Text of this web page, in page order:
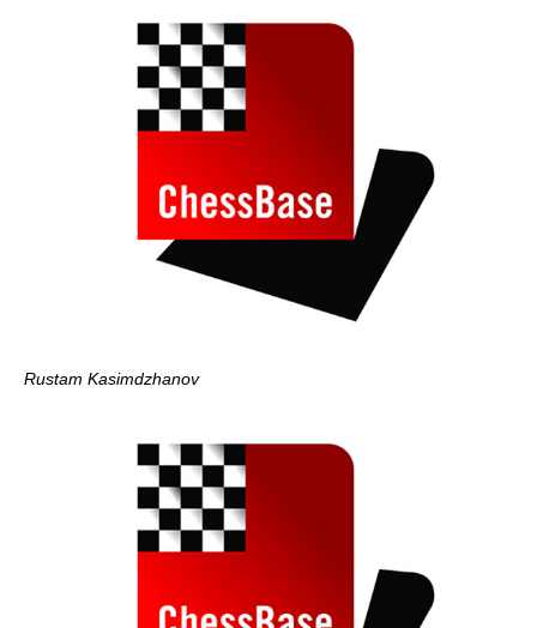
Rustam Kasimdzhanov